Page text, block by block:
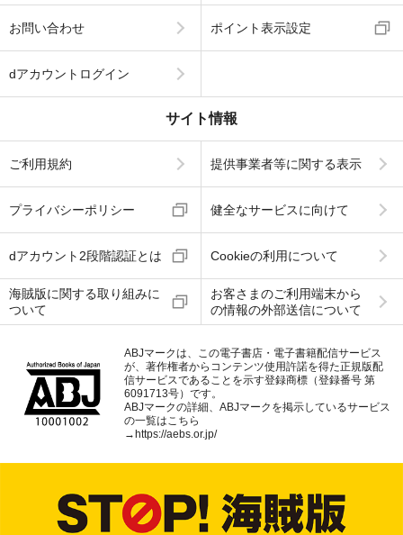
お問い合わせ ポイント表示設定
dアカウントログイン
サイト情報
ご利用規約 提供事業者等に関する表示
プライバシーポリシー 健全なサービスに向けて
dアカウント2段階認証とは Cookieの利用について
海賊版に関する取り組みに
ついて
お客さまのご利用端末から
の情報の外部送信について
ABJマークは、この電子書店・電子書籍配信サービス
が、著作権者からコンテンツ使用許諾を得た正規版配
信サービスであることを示す登録商標（登録番号 第
6091713号）です。
ABJマークの詳細、ABJマークを掲示しているサービス
の一覧はこちら
→https://aebs.or.jp/